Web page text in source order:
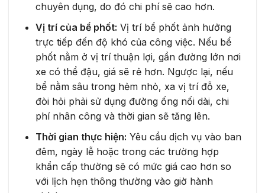
chuyên dụng, do đó chi phí sẽ cao hơn.
Vị trí của bể phốt: Vị trí bể phốt ảnh hưởng
trực tiếp đến độ khó của công việc. Nếu bể
phốt nằm ở vị trí thuận lợi, gần đường lớn nơi
xe có thể đậu, giá sẽ rẻ hơn. Ngược lại, nếu
bể nằm sâu trong hẻm nhỏ, xa vị trí đỗ xe,
đòi hỏi phải sử dụng đường ống nối dài, chi
phí nhân công và thời gian sẽ tăng lên.
Thời gian thực hiện: Yêu cầu dịch vụ vào ban
đêm, ngày lễ hoặc trong các trường hợp
khẩn cấp thường sẽ có mức giá cao hơn so
với lịch hẹn thông thường vào giờ hành